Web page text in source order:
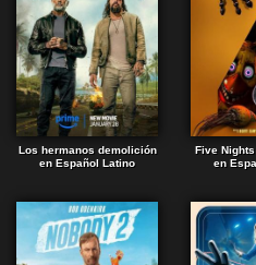
Los hermanos demolición
en Español Latino
Five
en